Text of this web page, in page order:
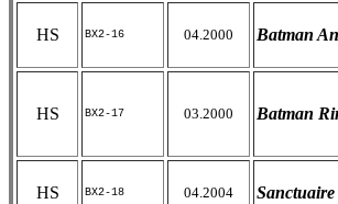
HS BX2-16 04.2000 Batman
HS BX2-17 03.2000 Batman
HS BX2-18 04.2004 Sanctuaire